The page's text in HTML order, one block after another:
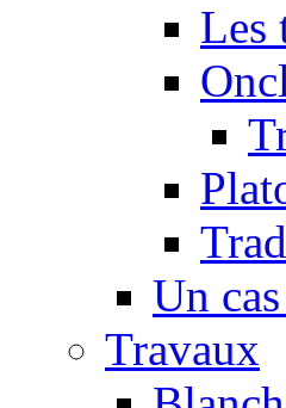
Les
Un
Travaux